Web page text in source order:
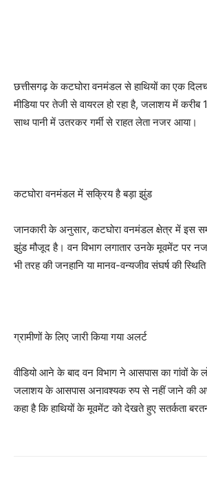
छत्तीसगढ़ के कटघोरा वनमंडल से हाथियों का एक
मीडिया पर तेजी से वायरल हो रहा है, जलाशय में करीब
साथ पानी में उतरकर गर्मी से राहत लेता नजर आया।
कटघोरा वनमंडल में सक्रिय है बड़ा झुंड
जानकारी के अनुसार, कटघोरा वनमंडल क्षेत्र में इस
झुंड मौजूद है। वन विभाग लगातार उनके मूवमेंट पर
भी तरह की जनहानि या मानव-वन्यजीव संघर्ष की
ग्रामीणों के लिए जारी किया गया अलर्ट
वीडियो आने के बाद वन विभाग ने आसपास का गांवों
जलाशय के आसपास अनावश्यक रुप से नहीं जाने की
कहा है कि हाथियों के मूवमेंट को देखते हुए सतर्कता